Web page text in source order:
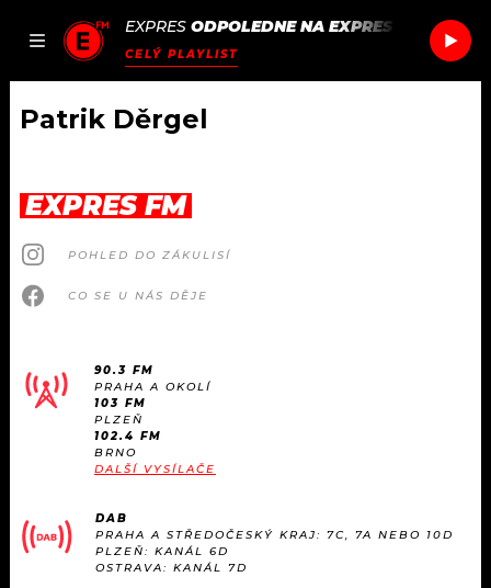
JAK
SEZNAM.CZ
EXPRES ODPOLEDNE NA EXPRES FM /
CELÝ PLAYLIST
DOMŮ
ČLÁNKY
AKTUÁLNĚ
ROZHOVORY
#NEBUDUDOMA
KVÍZY
PODCASTY
RÁDIO
APLIKACE
PROGRAM
PLAYLIST
SOUTĚŽE
Patrik Děrgel
EXPRES FM
POHLED DO ZÁKULISÍ
CO SE U NÁS DĚJE
90.3 FM
PRAHA A OKOLÍ
103 FM
PLZEŇ
102.4 FM
BRNO
DALŠÍ VYSÍLAČE
DAB
PRAHA A STŘEDOČESKÝ KRAJ: 7C, 7A NEBO 10D
PLZEŇ: KANÁL 6D
OSTRAVA: KANÁL 7D